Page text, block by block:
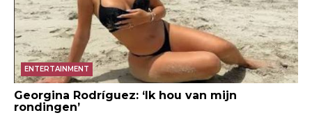
ENTERTAINMENT
Georgina Rodríguez: ‘Ik hou van mijn
rondingen’